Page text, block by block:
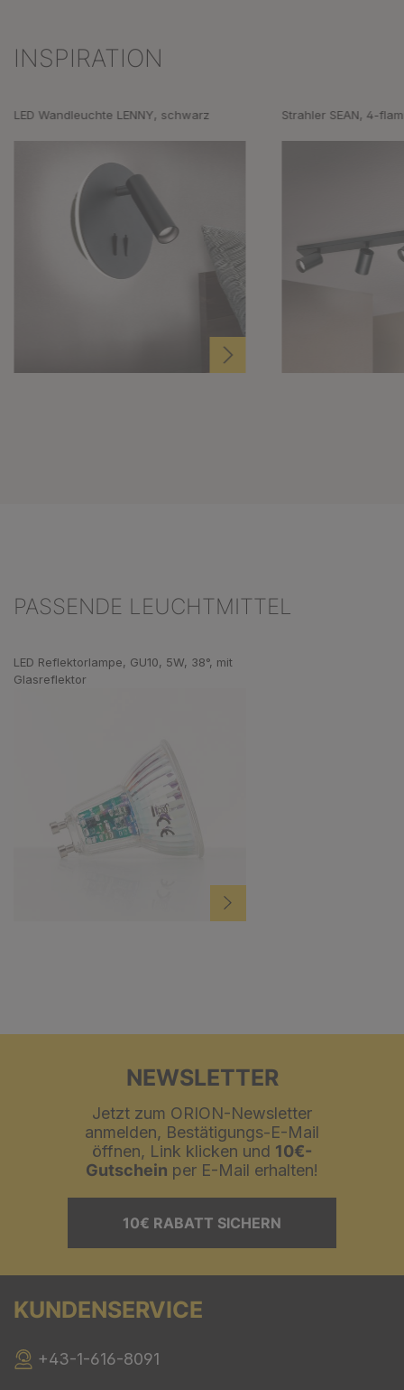
Produktgalerie überspringen
INSPIRATION
LED Wandleuchte LENNY, schwarz Strahler SEAN, 4-
PASSENDE LEUCHTMITTEL
LED Reflektorlampe, GU10, 5W, 38°, mit
Glasreflektor
NEWSLETTER
Jetzt zum ORION-Newsletter
anmelden, Bestätigungs-E-Mail
öffnen, Link klicken und 10€-
Gutschein per E-Mail erhalten!
10€ RABATT SICHERN
KUNDENSERVICE
+43-1-616-8091